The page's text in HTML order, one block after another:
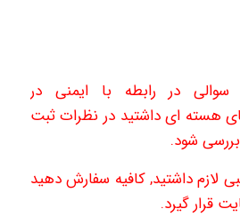
سوالی در رابطه با ایمنی در
هسته ای داشتید در نظرات ثبت
بررسی شود.
لازم داشتید, کافیه سفارش دهید
قرار گیرد.